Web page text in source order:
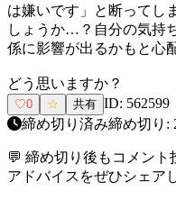
は嫌いです」と断ってし
しょうか…？自分の気持
係に影響が出るかもと心
どう思いますか？
♡0 ☆ 共有 ID: 562599
締め切り済み締め切り:
💬 締め切り後もコメン
アドバイスをぜひシェア